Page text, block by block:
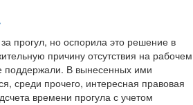
прогул, но оспорила это решение в
причину отсутствия на рабочем
поддержали. В вынесенных ими
среди прочего, интересная правовая
времени прогула с учетом